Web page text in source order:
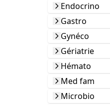
Endocrino
Gastro
Gynéco
Gériatrie
Hémato
Med fam
Microbio